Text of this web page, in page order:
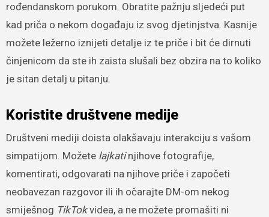
rođendanskom porukom. Obratite pažnju sljedeći put
kad priča o nekom događaju iz svog djetinjstva. Kasnije
možete ležerno iznijeti detalje iz te priče i bit će dirnuti
činjenicom da ste ih zaista slušali bez obzira na to koliko
je sitan detalj u pitanju.
Koristite društvene medije
Društveni mediji doista olakšavaju interakciju s vašom
simpatijom. Možete lajkatinjihove fotografije,
komentirati, odgovarati na njihove priče i započeti
neobavezan razgovor ili ih očarajte DM-om nekog
smiješnog TikTokvidea, a ne možete promašiti ni